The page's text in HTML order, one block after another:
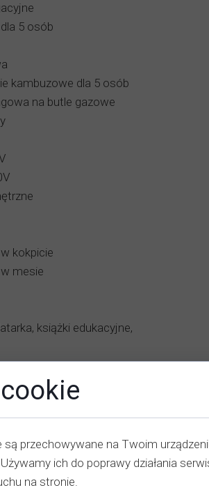
5 osób
kambuzowe dla 5 osób
na butle gazowe
kokpicie
w mesie
książki edukacyjne,
Jachtu Granada 24
Łódka mała, lekka (jak na balastowkę),
kapoki w każdym rozmiarze
są przechowywane na Twoim
ich do poprawy działania
na stronie.